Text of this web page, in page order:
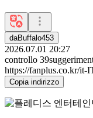
daBuffalo453
2026.07.01 20:27
controllo 39
https://fanplus.co.kr/it-
Copia indirizzo